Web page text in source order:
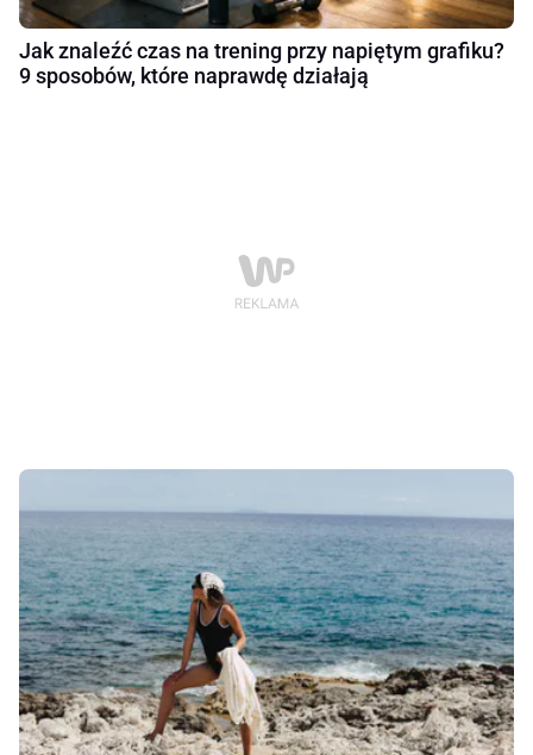
Jak znaleźć czas na trening przy napiętym grafiku?
9 sposobów, które naprawdę działają